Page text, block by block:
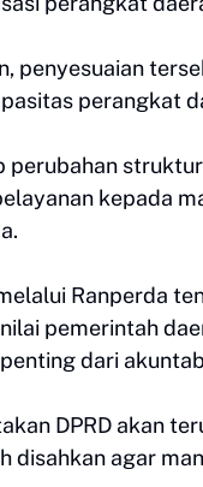
penyesuaian
perangkat
perubahan
kepada
Ranperda
pemerintah
dari
DPRD akan
disahkan agar